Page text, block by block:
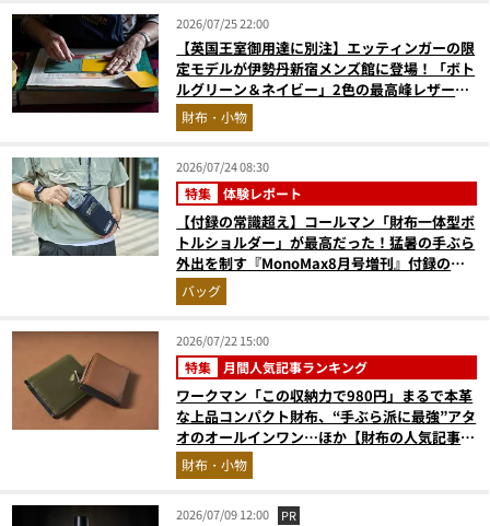
2026/07/25 22:00
【英国王室御用達に別注】エッティンガーの限
定モデルが伊勢丹新宿メンズ館に登場！「ボト
ルグリーン＆ネイビー」2色の最高峰レザーグ
ッズに注目
財布・小物
2026/07/24 08:30
特集 体験レポート
【付録の常識超え】コールマン「財布一体型ボ
トルショルダー」が最高だった！猛暑の手ぶら
外出を制す『MonoMax8月号増刊』付録の実
力をスタイリストが徹底レポ
バッグ
2026/07/22 15:00
特集 月間人気記事ランキング
ワークマン「この収納力で980円」まるで本革
な上品コンパクト財布、“手ぶら派に最強”アタ
オのオールインワン…ほか【財布の人気記事ラ
ンキングベスト3】（2026年6月版）
財布・小物
2026/07/09 12:00 PR